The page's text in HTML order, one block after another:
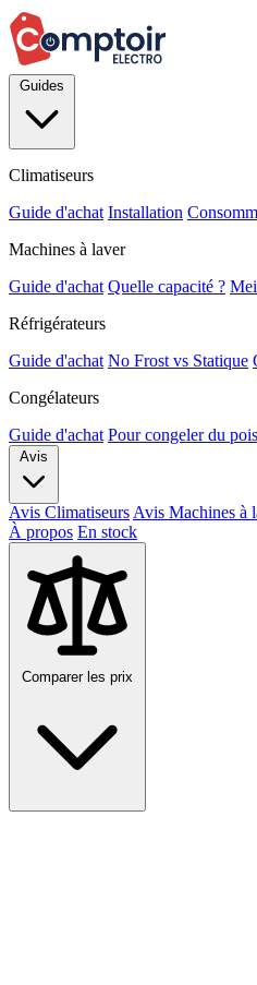
Climatiseurs
Guide d'achat Installation
Machines à laver
Guide d'achat Quelle capacité ?
Réfrigérateurs
Guide d'achat No Frost vs Statique
Congélateurs
Guide d'achat Pour congeler du
Avis Climatiseurs Avis Machines à
À propos En stock